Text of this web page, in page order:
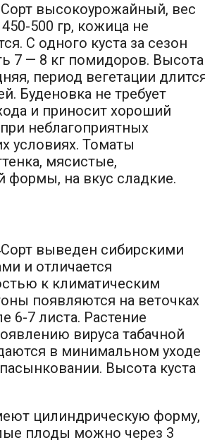
Сорт высокоурожайный, вес
500 гр, кожица не
С одного куста за сезон
7 — 8 кг помидоров. Высота
период вегетации
Буденовка не требует
и приносит хороший
неблагоприятных
условиях. Томаты
мясистые,
формы, на вкус сладкие.
Сорт выведен сибирскими
и отличается
к климатическим
появляются на веточках
6-7 листа. Растение
вируса табачной
в минимальном уходе
Высота куста
цилиндрическую форму,
плоды можно через 3